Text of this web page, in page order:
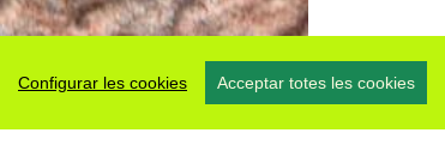
Configurar les cookies Acceptar totes les cookies